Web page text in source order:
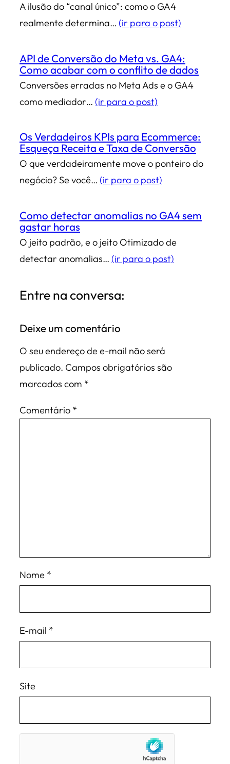
A ilusão do “canal único”: como o GA4
realmente determina… (ir para o post)
API de Conversão do Meta vs. GA4:
Como acabar com o conflito de dados
Conversões erradas no Meta Ads e o GA4
como mediador… (ir para o post)
Os Verdadeiros KPIs para Ecommerce:
Esqueça Receita e Taxa de Conversão
O que verdadeiramente move o ponteiro do
negócio? Se você… (ir para o post)
Como detectar anomalias no GA4 sem
gastar horas
O jeito padrão, e o jeito Otimizado de
detectar anomalias… (ir para o post)
Entre na conversa:
Deixe um comentário
O seu endereço de e-mail não será
publicado. Campos obrigatórios são
marcados com *
Comentário *
Nome *
E-mail *
Site